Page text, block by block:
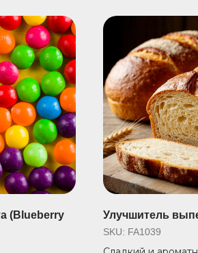
(Blueberry
Улучшитель
SKU: FA1039